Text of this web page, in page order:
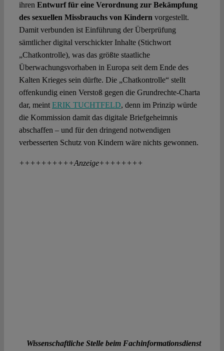
ihren Entwurf für eine Verordnung zur Bekämpfung
des sexuellen Missbrauchs von Kindern vorgestellt.
Damit verbunden ist Einführung der Überprüfung
sämtlicher digital verschickter Inhalte (Stichwort
„Chatkontrolle), was das größte staatliche
Überwachungsvorhaben in Europa seit dem Ende des
Kalten Krieges sein dürfte. Die „Chatkontrolle“ stellt
offenkundig einen Verstoß gegen die Grundrechte-Charta
dar, meint ERIK TUCHTFELD, denn im Prinzip würde
die Kommission damit das digitale Briefgeheimnis
abschaffen – und für den dringend notwendigen
verbesserten Schutz von Kindern wäre nichts gewonnen.
++++++++++Anzeige++++++++
Wissenschaftliche Stelle beim Fachinformationsdienst